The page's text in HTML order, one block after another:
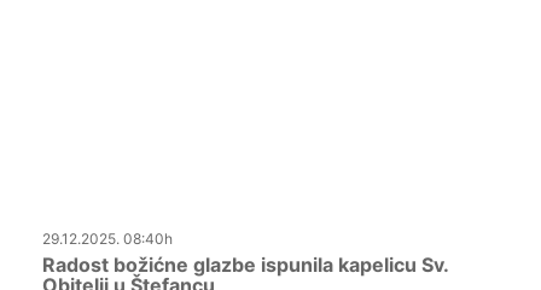
29.12.2025. 08:40h
Radost božićne glazbe ispunila kapelicu Sv.
Obitelji u Štefancu